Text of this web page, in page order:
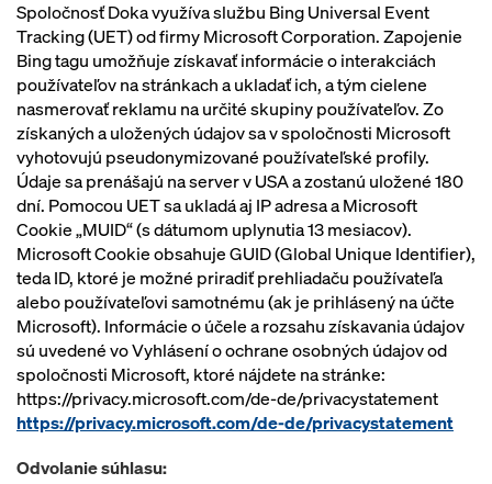
Spoločnosť Doka využíva službu Bing Universal Event
Tracking (UET) od firmy Microsoft Corporation. Zapojenie
Bing tagu umožňuje získavať informácie o interakciách
používateľov na stránkach a ukladať ich, a tým cielene
nasmerovať reklamu na určité skupiny používateľov. Zo
získaných a uložených údajov sa v spoločnosti Microsoft
vyhotovujú pseudonymizované používateľské profily.
Údaje sa prenášajú na server v USA a zostanú uložené 180
dní. Pomocou UET sa ukladá aj IP adresa a Microsoft
Cookie „MUID“ (s dátumom uplynutia 13 mesiacov).
Microsoft Cookie obsahuje GUID (Global Unique Identifier),
teda ID, ktoré je možné priradiť prehliadaču používateľa
alebo používateľovi samotnému (ak je prihlásený na účte
Microsoft). Informácie o účele a rozsahu získavania údajov
sú uvedené vo Vyhlásení o ochrane osobných údajov od
spoločnosti Microsoft, ktoré nájdete na stránke:
https://privacy.microsoft.com/de-de/privacystatement
https://privacy.microsoft.com/de-de/privacystatement
Odvolanie súhlasu: